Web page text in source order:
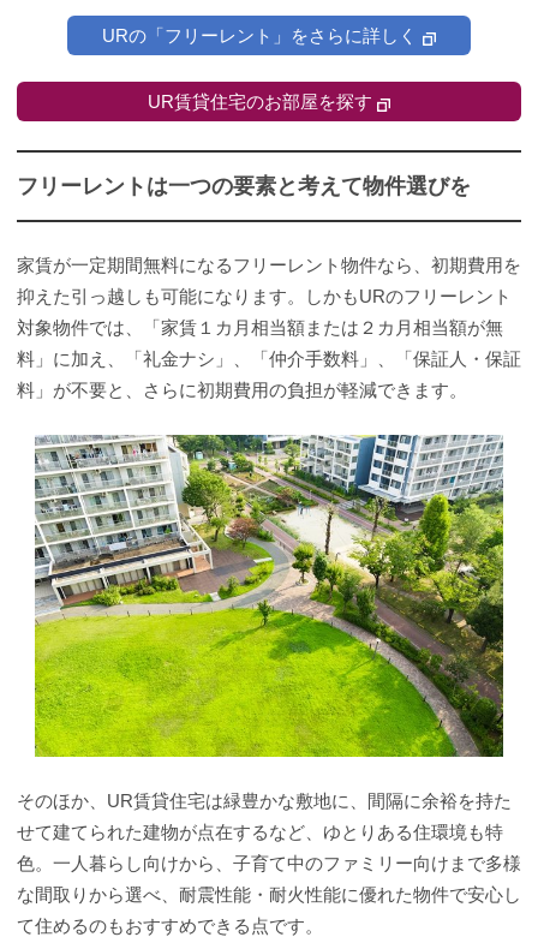
URの「フリーレント」をさらに詳しく
UR賃貸住宅のお部屋を探す
フリーレントは一つの要素と考えて物件選びを
家賃が一定期間無料になるフリーレント物件なら、初期費用を
抑えた引っ越しも可能になります。しかもURのフリーレント
対象物件では、「家賃１カ月相当額または２カ月相当額が無
料」に加え、「礼金ナシ」、「仲介手数料」、「保証人・保証
料」が不要と、さらに初期費用の負担が軽減できます。
そのほか、UR賃貸住宅は緑豊かな敷地に、間隔に余裕を持た
せて建てられた建物が点在するなど、ゆとりある住環境も特
色。一人暮らし向けから、子育て中のファミリー向けまで多様
な間取りから選べ、耐震性能・耐火性能に優れた物件で安心し
て住めるのもおすすめできる点です。